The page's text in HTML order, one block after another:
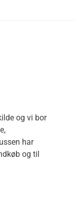
og vi bor
har
og til